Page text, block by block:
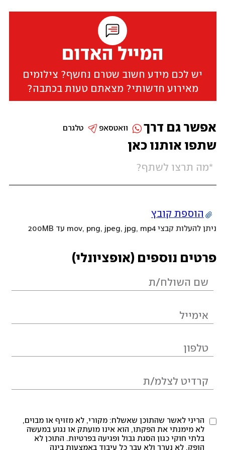
המייל האדום
יש לכם מידע חשוב שטרם נחשף? צילומים
מאירוע חדשותי? מצאתם טעות בכתבה?
שתפו אותנו כאן
הוספת קובץ
ניתן להעלות קבצי mov, png, jpeg, jpg, mp4 עד 200MB
פרטים נוספים (אופציונלי)
הריני לאשר שהתוכן שאשלח: מקורי, לא מזויף או מבוים,
לא מימנתי את הפקתו, הוא אינו מועתק או נגוע במעשה
בלתי חוקי כגון הסגת גבול ופגיעה בפרטיות. התוכן לא
הופק, לא נערך ולא עבר כל עיבוד באמצעות בינה
אפשר גם דרך טלגרם וואטסאפ